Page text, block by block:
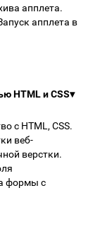
апплета.
апплета в
HTML и CSS▾
с HTML, CSS.
веб-
верстки.
формы с